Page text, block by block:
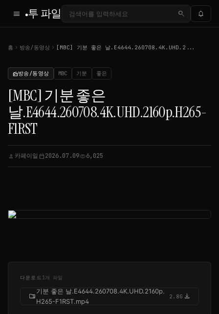
menu 투 파일 search notifications
홈 chevron_right 방송/동영상 chevron_right [MBC] 기분 좋은 날.E4644.260708.4K.UHD.2...
radio방송/동영상 MBC 기분 좋은
[MBC] 기분 좋은
날.E4644.260708.4K.UHD.2160p.H265-
F1RST
person 카페이일 calendar_today2026.07.09visibility6,025
다운로드 1개 파일
folder_zip
기분 좋은 날.E4644.260708.4K.UHD.2160p.
H265-F1RST.mp4
2.8G download